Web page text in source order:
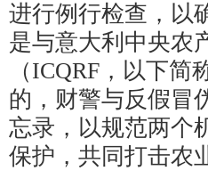
进行例行检查，以
是与意大利中央农
（ICQRF，以下
的，财警与反假冒
忘录，以规范两个
保护，共同打击农